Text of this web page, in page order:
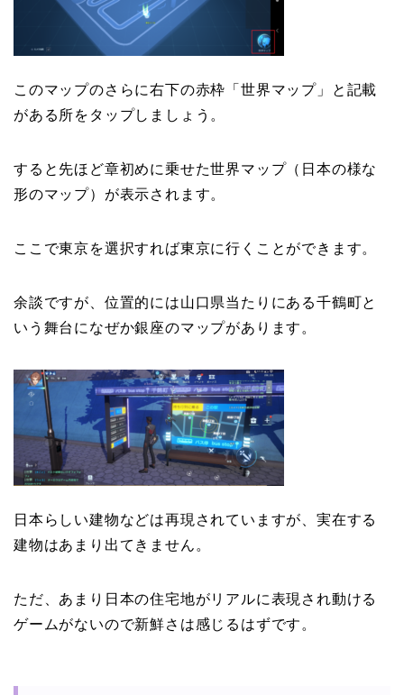
このマップのさらに右下の赤枠「世界マップ」と記載
がある所をタップしましょう。
すると先ほど章初めに乗せた世界マップ（日本の様な
形のマップ）が表示されます。
ここで東京を選択すれば東京に行くことができます。
余談ですが、位置的には山口県当たりにある千鶴町と
いう舞台になぜか銀座のマップがあります。
日本らしい建物などは再現されていますが、実在する
建物はあまり出てきません。
ただ、あまり日本の住宅地がリアルに表現され動ける
ゲームがないので新鮮さは感じるはずです。